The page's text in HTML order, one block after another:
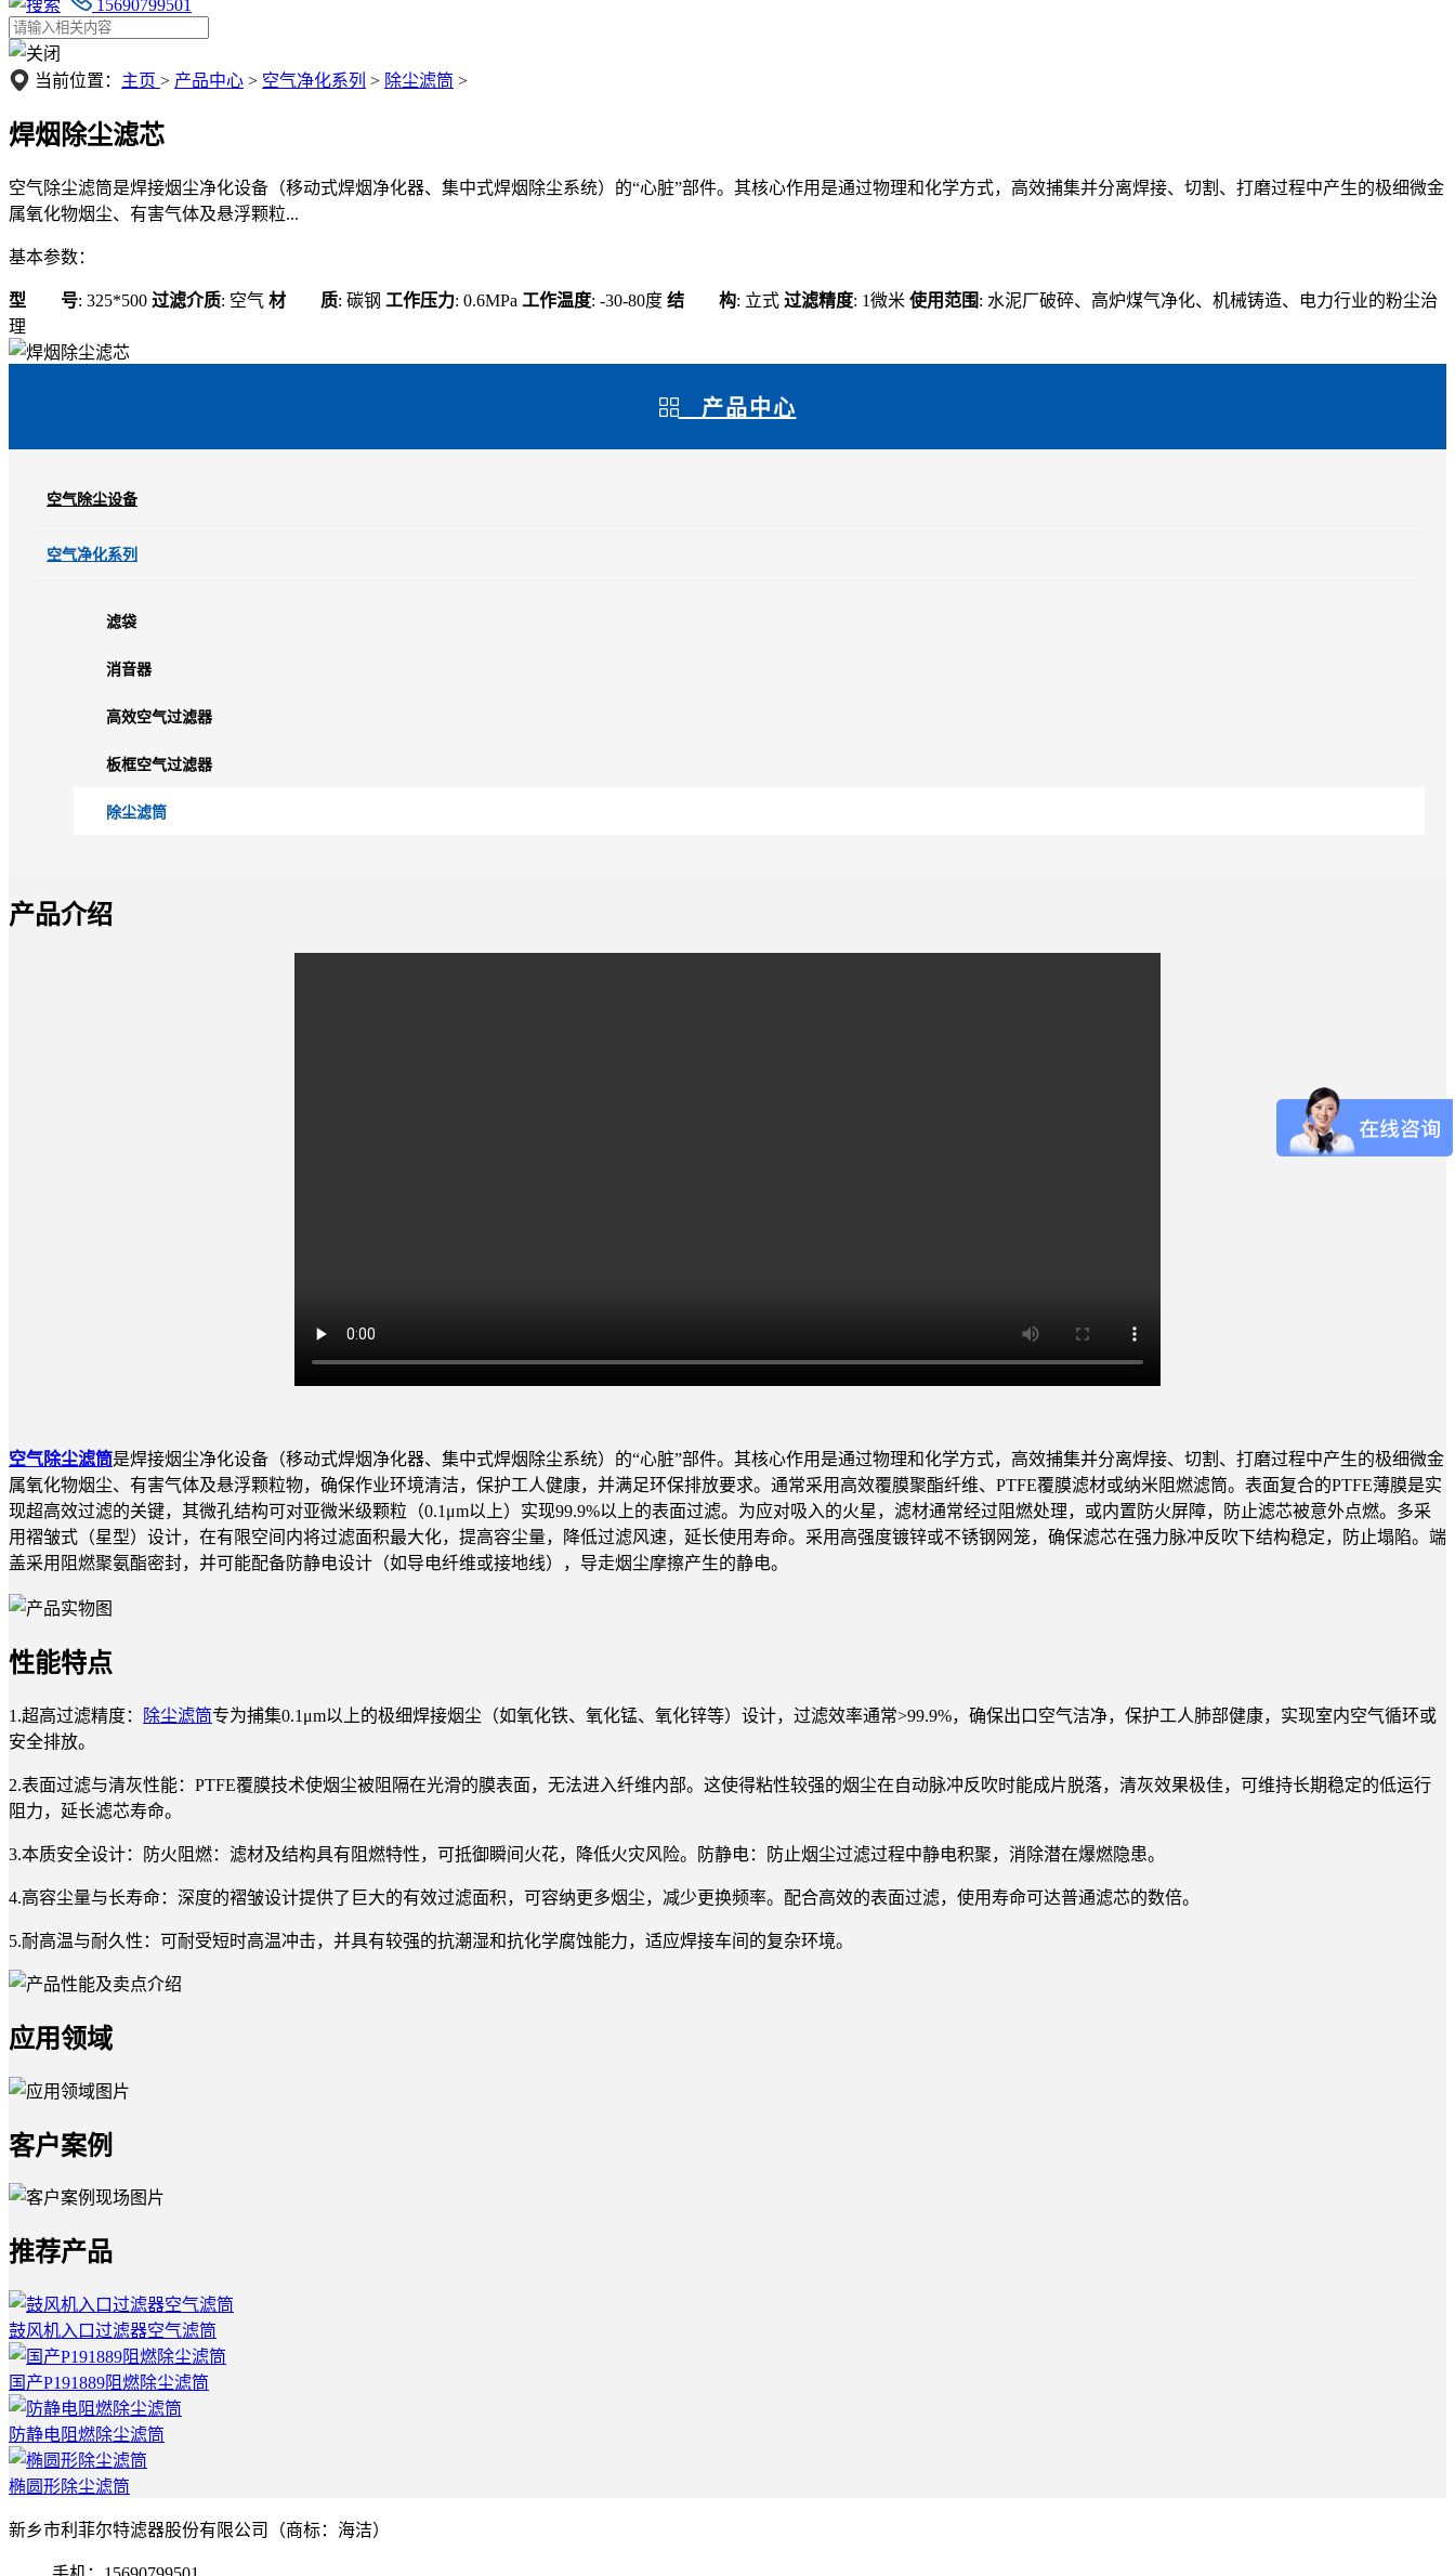
15690799501
当前位置： 主页 > 产品中心 > 空气净化系列 > 除尘滤筒 >
焊烟除尘滤芯
空气除尘滤筒是焊接烟尘净化设备（移动式焊烟净化器、集中式焊烟除尘系统）的“心脏”部件。其核心作用是通过物理和化学方式，高效捕集并分离焊接、切割、打磨过程中产生的极细微金
属氧化物烟尘、有害气体及悬浮颗粒...
基本参数：
型 号: 325*500 过滤介质: 空气 材 质: 碳钢 工作压力: 0.6MPa 工作温度: -30-80度 结 构: 立式 过滤精度: 1微米 使用范围: 水泥厂破碎、高炉煤气净化、​​机械铸造、电力行业​​的粉尘治
理
产品中心
空气除尘设备
空气净化系列
滤袋
消音器
高效空气过滤器
板框空气过滤器
除尘滤筒
产品介绍
空气除尘滤筒是焊接烟尘净化设备（移动式焊烟净化器、集中式焊烟除尘系统）的“心脏”部件。其核心作用是通过物理和化学方式，高效捕集并分离焊接、切割、打磨过程中产生的极细微金
属氧化物烟尘、有害气体及悬浮颗粒物，确保作业环境清洁，保护工人健康，并满足环保排放要求。通常采用高效覆膜聚酯纤维、PTFE覆膜滤材或纳米阻燃滤筒。表面复合的PTFE薄膜是实
现超高效过滤的关键，其微孔结构可对亚微米级颗粒（0.1μm以上）实现99.9%以上的表面过滤。为应对吸入的火星，滤材通常经过阻燃处理，或内置防火屏障，防止滤芯被意外点燃。多采
用褶皱式（星型）设计，在有限空间内将过滤面积最大化，提高容尘量，降低过滤风速，延长使用寿命。采用高强度镀锌或不锈钢网笼，确保滤芯在强力脉冲反吹下结构稳定，防止塌陷。端
盖采用阻燃聚氨酯密封，并可能配备防静电设计（如导电纤维或接地线），导走烟尘摩擦产生的静电。
性能特点
1.超高过滤精度： 除尘滤筒专为捕集0.1μm以上的极细焊接烟尘（如氧化铁、氧化锰、氧化锌等）设计，过滤效率通常>99.9%，确保出口空气洁净，保护工人肺部健康，实现室内空气循环或
安全排放。
2.表面过滤与清灰性能：PTFE覆膜技术使烟尘被阻隔在光滑的膜表面，无法进入纤维内部。这使得粘性较强的烟尘在自动脉冲反吹时能成片脱落，清灰效果极佳，可维持长期稳定的低运行
阻力，延长滤芯寿命。
3.本质安全设计：防火阻燃：滤材及结构具有阻燃特性，可抵御瞬间火花，降低火灾风险。防静电：防止烟尘过滤过程中静电积聚，消除潜在爆燃隐患。
4.高容尘量与长寿命：深度的褶皱设计提供了巨大的有效过滤面积，可容纳更多烟尘，减少更换频率。配合高效的表面过滤，使用寿命可达普通滤芯的数倍。
5.耐高温与耐久性：可耐受短时高温冲击，并具有较强的抗潮湿和抗化学腐蚀能力，适应焊接车间的复杂环境。
应用领域
客户案例
推荐产品
鼓风机入口过滤器空气滤筒
国产P191889阻燃除尘滤筒
防静电阻燃除尘滤筒
椭圆形除尘滤筒
新乡市利菲尔特滤器股份有限公司（商标：海洁）